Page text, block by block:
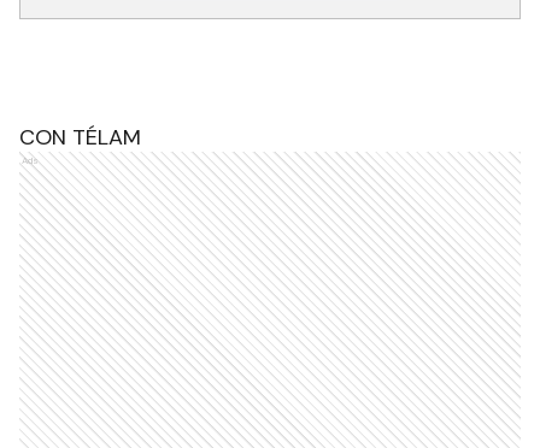
CON TÉLAM
Ads